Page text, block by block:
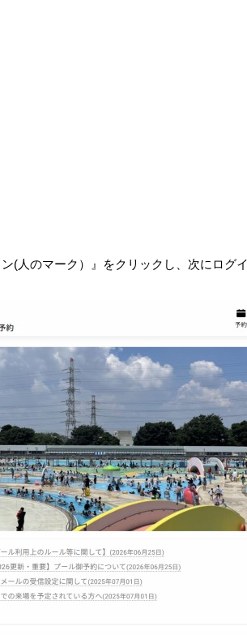
(人のマーク）』をクリックし、次にログ